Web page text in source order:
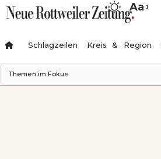
Aa
Schlagzeilen Kreis & Region
Themen im Fokus